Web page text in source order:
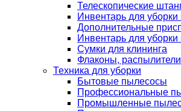
Телескопические
Инвентарь для уборки
Дополнительные
Инвентарь для
Сумки для клининга
Флаконы,
Техника для уборки
Бытовые пылесосы
Профессиональные
Промышленные